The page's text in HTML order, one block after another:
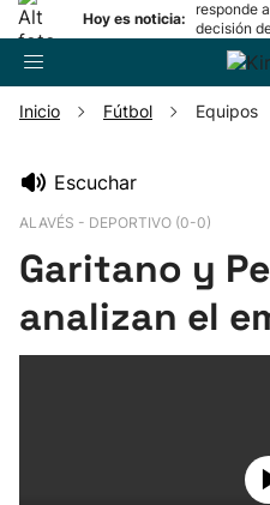
Hoy es noticia:
responde
decisión
Oriamendi
Pelota
Inicio Fútbol Equipos
Escuchar
ALAVÉS - DEPORTIVO (0-0)
Garitano y
analizan el